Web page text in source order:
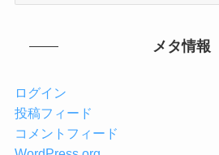
メタ情報
ログイン
投稿フィード
コメントフィード